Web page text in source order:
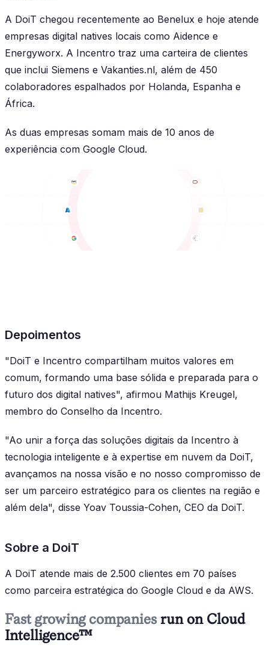
A DoiT chegou recentemente ao Benelux e hoje atende
empresas digital natives locais como Aidence e
Energyworx. A Incentro traz uma carteira de clientes
que inclui Siemens e Vakanties.nl, além de 450
colaboradores espalhados por Holanda, Espanha e
África.
As duas empresas somam mais de 10 anos de
experiência com Google Cloud.
Depoimentos
"DoiT e Incentro compartilham muitos valores em
comum, formando uma base sólida e preparada para o
futuro dos digital natives", afirmou Mathijs Kreugel,
membro do Conselho da Incentro.
"Ao unir a força das soluções digitais da Incentro à
tecnologia inteligente e à expertise em nuvem da DoiT,
avançamos na nossa visão e no nosso compromisso de
ser um parceiro estratégico para os clientes na região e
além dela", disse Yoav Toussia-Cohen, CEO da DoiT.
Sobre a DoiT
A DoiT atende mais de 2.500 clientes em 70 países
como parceira estratégica do Google Cloud e da AWS.
Fast growing companies run on Cloud
Intelligence™